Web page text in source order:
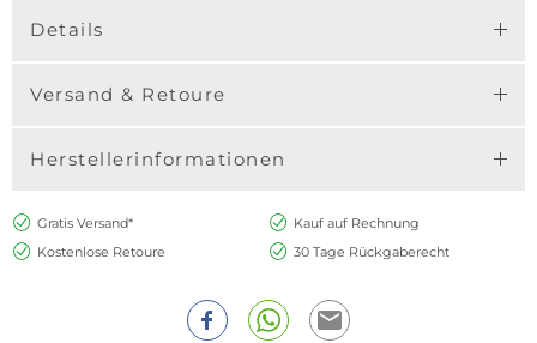
Details
Versand & Retoure
Herstellerinformationen
Gratis Versand*
Kauf auf Rechnung
Kostenlose Retoure
30 Tage Rückgaberecht